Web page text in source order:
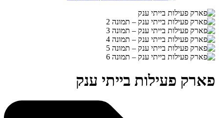
פארק פעילות בייתי ענק